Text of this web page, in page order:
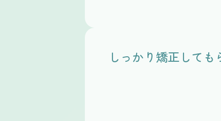
しっかり矯正しても